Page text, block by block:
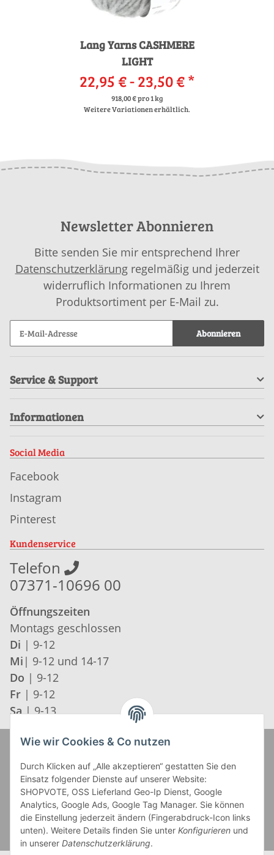
Lang Yarns CASHMERE
LIGHT
22,95 € -23,50 €*
918,00 € pro 1 kg
Weitere Variationen erhältlich.
Newsletter Abonnieren
Bitte senden Sie mir entsprechend Ihrer
Datenschutzerklärungregelmäßig und jederzeit
widerruflich Informationen zu Ihrem
Produktsortiment per E-Mail zu.
Abonnieren
Service & Support
Informationen
Social Media
Facebook
Instagram
Pinterest
Kundenservice
Telefon
07371-10696 00
Öffnungszeiten
Montags geschlossen
Di | 9-12
Mi | 9-12 und 14-17
Do | 9-12
Fr | 9-12
Sa | 9-13
Wie wir Cookies & Co nutzen
Durch Klicken auf „Alle akzeptieren“ gestatten Sie den
Einsatz folgender Dienste auf unserer Website:
SHOPVOTE, OSS Lieferland Geo-Ip Dienst, Google
Analytics, Google Ads, Google Tag Manager. Sie können
die Einstellung jederzeit ändern (Fingerabdruck-Icon links
unten). Weitere Details finden Sie unter Konfigurieren und
in unserer Datenschutzerklärung.